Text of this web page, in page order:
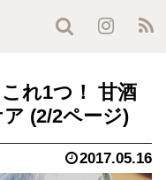
れ1つ！ 甘酒
(2/2ページ)
2017.05.16